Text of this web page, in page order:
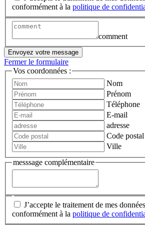
conformément à la politique de
comment
Envoyez votre message
Fermer le formulaire
Vos coordonnées :
Nom
Prénom
Téléphone
E-mail
adresse
Code postal
Ville
messsage complémentaire
J’accepte le traitement de mes
conformément à la politique de